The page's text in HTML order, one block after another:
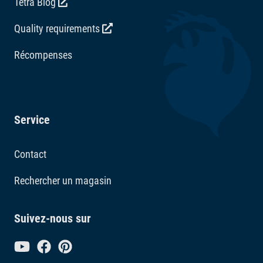
Quality requirements
Récompenses
Service
Contact
Rechercher un magasin
Suivez-nous sur